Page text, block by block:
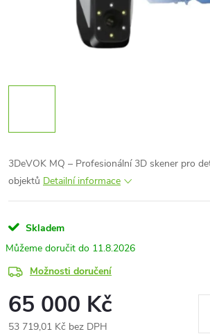
3DeVOK MQ – Profesionální 3D skener pro
objektů Detailní informace
Skladem
11.8.2026
Možnosti doručení
65 000 Kč
53 719,01 Kč bez DPH